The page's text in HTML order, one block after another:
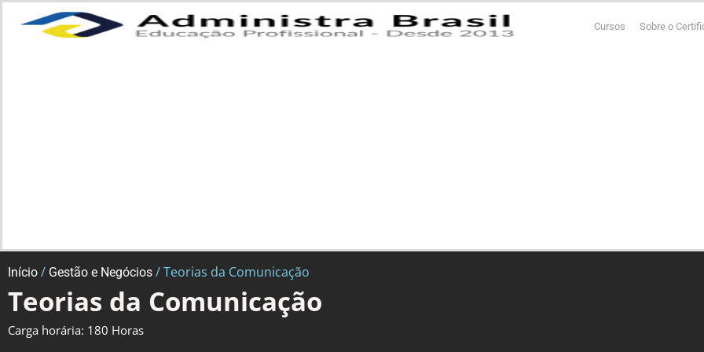
Cursos Sobre o
Início / Gestão e Negócios / Teorias da Comunicação
Teorias da Comunicação
Carga horária: 180 Horas